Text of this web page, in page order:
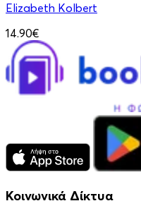
Elizabeth Kolbert
14.90€
Κοινωνικά Δίκτυα